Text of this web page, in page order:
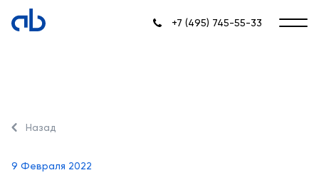
+7 (495) 745-55-33
Назад
9 Февраля 2022